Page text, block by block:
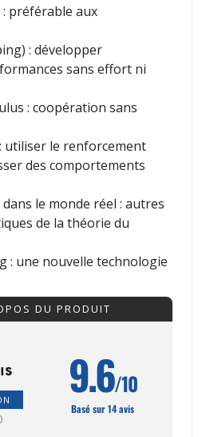
préférable aux
: développer
sans effort ni
: coopération sans
utiliser le renforcement
des comportements
le monde réel : autres
de la théorie du
: une nouvelle technologie
DU PRODUIT
9.6/10
Basé sur 14 avis